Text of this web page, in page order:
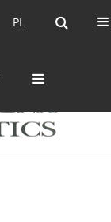
PL PL
EN